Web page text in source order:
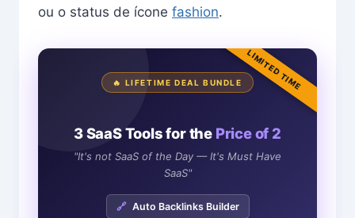
ou o status de ícone fashion.
LIMITED TIME
🔥 LIFETIME DEAL BUNDLE
3 SaaS Tools for the Price of 2
"It's not SaaS of the Day — It's Must Have
SaaS"
🔗 Auto Backlinks Builder